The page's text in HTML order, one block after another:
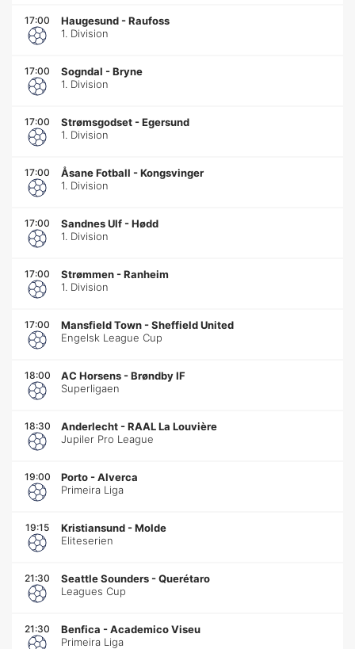
17:00 Haugesund -Raufoss
1. Division
17:00 Sogndal -Bryne
1. Division
17:00 Strømsgodset -Egersund
1. Division
17:00 Åsane Fotball -Kongsvinger
1. Division
17:00 Sandnes Ulf -Hødd
1. Division
17:00 Strømmen -Ranheim
1. Division
17:00 Mansfield Town -Sheffield United
Engelsk League Cup
18:00 AC Horsens -Brøndby IF
Superligaen
18:30 Anderlecht -RAAL La Louvière
Jupiler Pro League
19:00 Porto -Alverca
Primeira Liga
19:15 Kristiansund -Molde
Eliteserien
21:30 Seattle Sounders -Querétaro
Leagues Cup
21:30 Benfica -Academico Viseu
Primeira Liga